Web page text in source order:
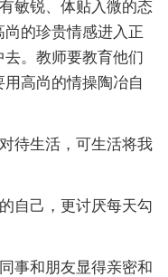
敏锐、体贴入微的态
的珍贵情感进入正
。教师要教育他们
高尚的情操陶冶自
待生活，可生活将我
自己，更讨厌每天勾
事和朋友显得亲密和